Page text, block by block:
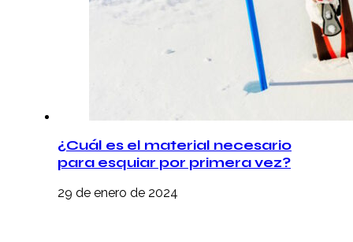
¿Cuál es el material necesario
para esquiar por primera vez?
29 de enero de 2024